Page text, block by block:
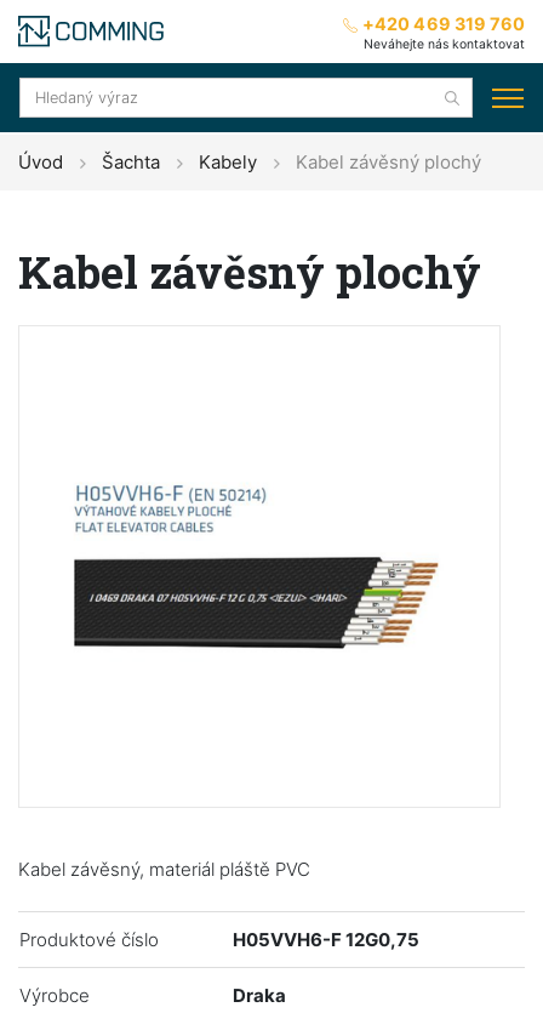
+420 469 319 760
Neváhejte nás kontaktovat
Úvod Šachta Kabely Kabel závěsný plochý
Kabel závěsný plochý
Kabel závěsný, materiál pláště PVC
Produktové číslo H05VVH6-F 12G0,75
Výrobce Draka